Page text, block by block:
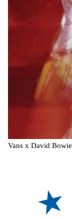
Vans x David Bowie